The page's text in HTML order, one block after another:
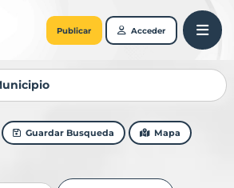
Publicar Acceder
Guardar Busqueda Mapa